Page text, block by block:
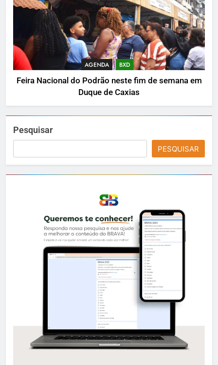
AGENDA BXD
Feira Nacional do Podrão neste fim de semana em
Duque de Caxias
Pesquisar
PESQUISAR